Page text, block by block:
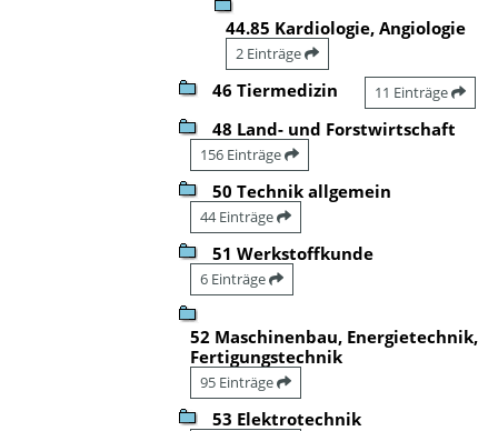
44.85 Kardiologie, Angiologie
2 Einträge
46 Tiermedizin 11 Einträge
48 Land- und Forstwirtschaft
156 Einträge
50 Technik allgemein
44 Einträge
51 Werkstoffkunde
6 Einträge
52 Maschinenbau, Energietechnik,
Fertigungstechnik
95 Einträge
53 Elektrotechnik